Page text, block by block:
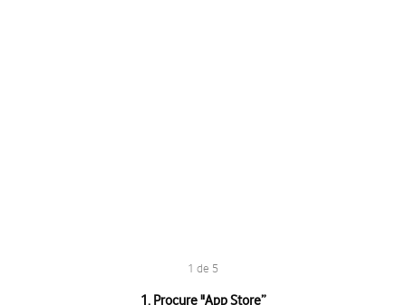
1 de 5
1. Procure "App Store”